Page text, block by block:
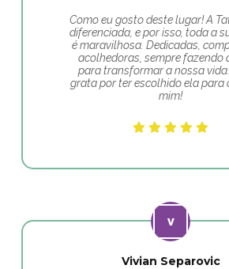
Como eu gosto deste lugar! A
diferenciada, e por isso, toda a
é maravilhosa. Dedicadas,
acolhedoras, sempre fazendo
para transformar a nossa
grata por ter escolhido ela para
mim!
Vivian Separovic